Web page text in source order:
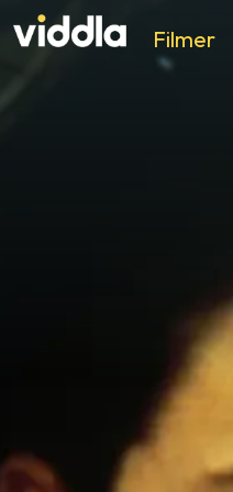
Filmer